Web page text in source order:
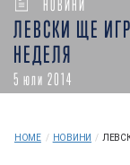
НОВИНИ
ЛЕВСКИ ЩЕ
НЕДЕЛЯ
5 юли 2014
HOME / НОВИНИ /